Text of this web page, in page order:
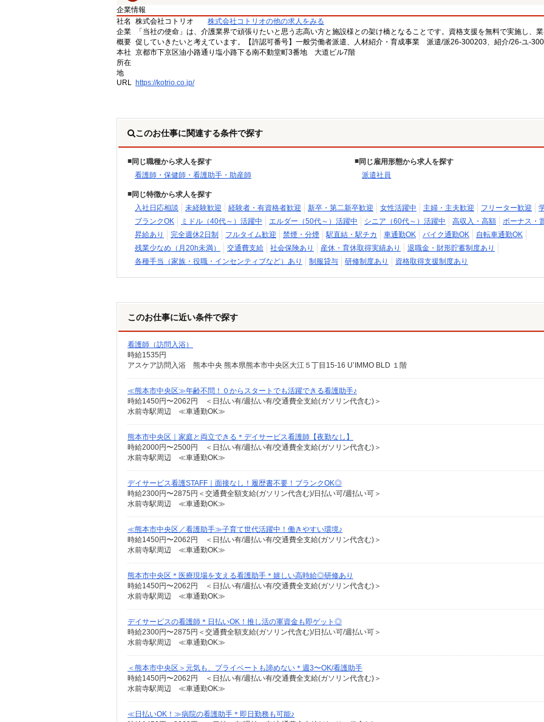
企業情報
社名
株式会社コトリオ
株式会社コトリオの他の求人をみる
企業
概要
「当社の使命」は、介護業界で頑張りたいと思う志高い方と施設様との架け橋となることです。資格支援を無料で実施し、
促していきたいと考えています。【許認可番号】一般労働者派遣、人材紹介・育成事業 派遣/派26-300203、紹介/26-ユ-
本社
所在
地
京都市下京区油小路通り塩小路下る南不動堂町3番地 大道ビル7階
URL https://kotrio.co.jp/
このお仕事に関連する条件で探す
同じ職種から求人を探す
看護師・保健師・看護助手・助産師
同じ雇用形態から求人を探す
派遣社員
同じ特徴から求人を探す
入社日応相談
未経験歓迎 経験者・有資格者歓迎 新卒・第二新卒歓迎 女性活躍中 主婦・主夫歓迎 フリーター歓迎
ブランクOK
ミドル（40代～）活躍中 エルダー（50代～）活躍中 シニア（60代～）活躍中 高収入・高額
ボーナス・
昇給あり
完全週休2日制 フルタイム歓迎 禁煙・分煙 駅直結・駅チカ 車通勤OK バイク通勤OK
自転車通勤OK
残業少なめ（月20h未満）
交通費支給 社会保険あり 産休・育休取得実績あり
退職金・財形貯蓄制度あり
各種手当（家族・役職・インセンティブなど）あり
制服貸与 研修制度あり 資格取得支援制度あり
このお仕事に近い条件で探す
看護師（訪問入浴）
時給1535円
アスケア訪問入浴 熊本中央 熊本県熊本市中央区大江５丁目15-16 U’IMMO BLD １階
≪熊本市中央区≫年齢不問！０からスタートでも活躍できる看護助手♪
時給1450円〜2062円 ＜日払い有/週払い有/交通費全支給(ガソリン代含む)＞
水前寺駅周辺 ≪車通勤OK≫
熊本市中央区｜家庭と両立できる＊デイサービス看護師【夜勤なし】
時給2000円〜2500円 ＜日払い有/週払い有/交通費全支給(ガソリン代含む)＞
水前寺駅周辺 ≪車通勤OK≫
デイサービス看護STAFF｜面接なし！履歴書不要！ブランクOK◎
時給2300円〜2875円＜交通費全額支給(ガソリン代含む)/日払い可/週払い可＞
水前寺駅周辺 ≪車通勤OK≫
≪熊本市中央区／看護助手≫子育て世代活躍中！働きやすい環境♪
時給1450円〜2062円 ＜日払い有/週払い有/交通費全支給(ガソリン代含む)＞
水前寺駅周辺 ≪車通勤OK≫
熊本市中央区＊医療現場を支える看護助手＊嬉しい高時給◎研修あり
時給1450円〜2062円 ＜日払い有/週払い有/交通費全支給(ガソリン代含む)＞
水前寺駅周辺 ≪車通勤OK≫
デイサービスの看護師＊日払いOK！推し活の軍資金も即ゲット◎
時給2300円〜2875円＜交通費全額支給(ガソリン代含む)/日払い可/週払い可＞
水前寺駅周辺 ≪車通勤OK≫
＜熊本市中央区＞元気も、プライベートも諦めない＊週3〜OK/看護助手
時給1450円〜2062円 ＜日払い有/週払い有/交通費全支給(ガソリン代含む)＞
水前寺駅周辺 ≪車通勤OK≫
≪日払いOK！≫病院の看護助手＊即日勤務も可能♪